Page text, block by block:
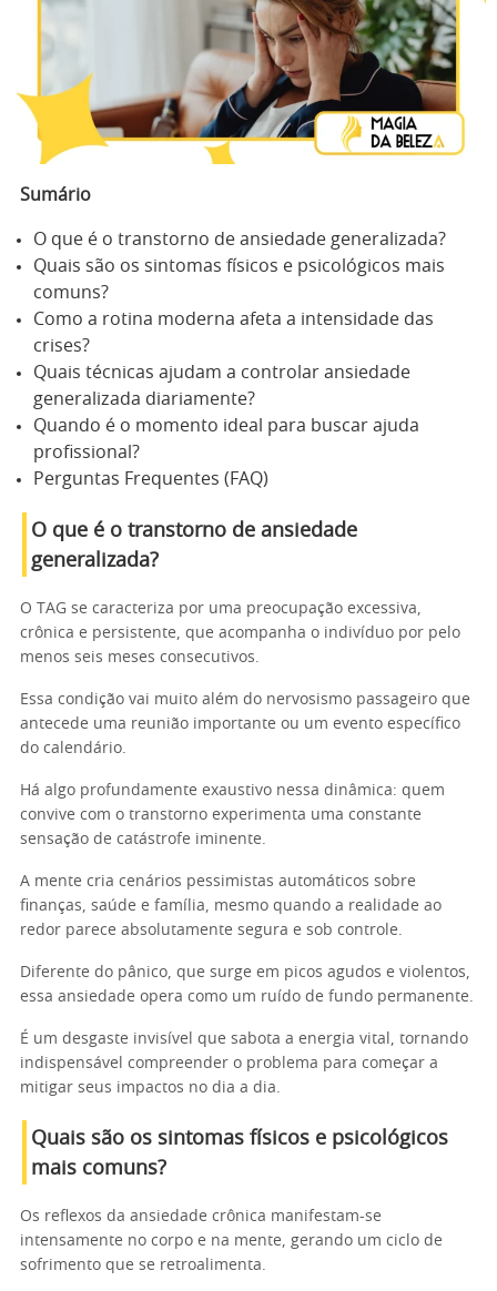
Sumário
O que é o transtorno de ansiedade generalizada?
Quais são os sintomas físicos e psicológicos mais
comuns?
Como a rotina moderna afeta a intensidade das
crises?
Quais técnicas ajudam a controlar ansiedade
generalizada diariamente?
Quando é o momento ideal para buscar ajuda
profissional?
Perguntas Frequentes (FAQ)
O que é o transtorno de ansiedade
generalizada?
O TAG se caracteriza por uma preocupação excessiva,
crônica e persistente, que acompanha o indivíduo por pelo
menos seis meses consecutivos.
Essa condição vai muito além do nervosismo passageiro que
antecede uma reunião importante ou um evento específico
do calendário.
Há algo profundamente exaustivo nessa dinâmica: quem
convive com o transtorno experimenta uma constante
sensação de catástrofe iminente.
A mente cria cenários pessimistas automáticos sobre
finanças, saúde e família, mesmo quando a realidade ao
redor parece absolutamente segura e sob controle.
Diferente do pânico, que surge em picos agudos e violentos,
essa ansiedade opera como um ruído de fundo permanente.
É um desgaste invisível que sabota a energia vital, tornando
indispensável compreender o problema para começar a
mitigar seus impactos no dia a dia.
Quais são os sintomas físicos e psicológicos
mais comuns?
Os reflexos da ansiedade crônica manifestam-se
intensamente no corpo e na mente, gerando um ciclo de
sofrimento que se retroalimenta.